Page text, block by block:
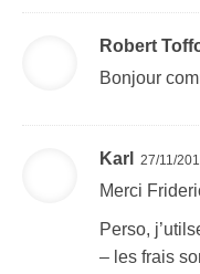
Robert
Bonjour
Karl 27/11/
Merci
Perso,
– les frais